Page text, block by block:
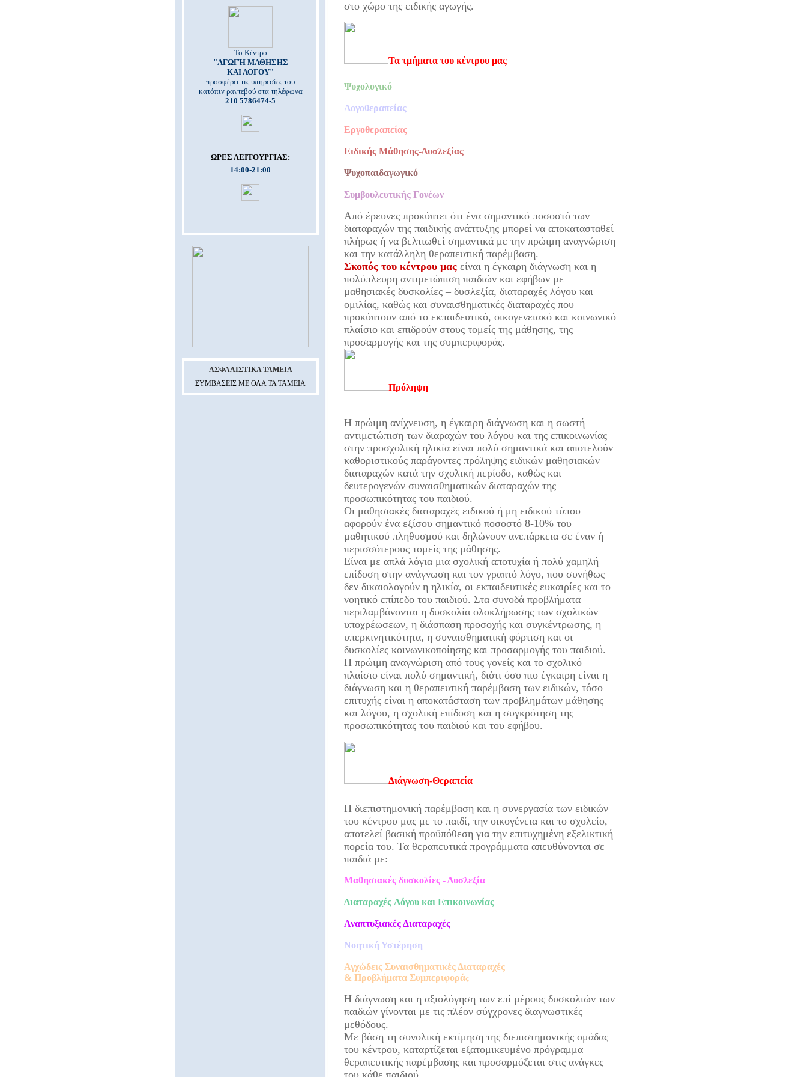
Το Κέντρο
"ΑΓΩΓΉ ΜΑΘΗΣΗΣ
ΚΑΙ ΛΟΓΟΥ"
προσφέρει τις υπηρεσίες του
κατόπιν ραντεβού στα τηλέφωνα
210 5786474-5
ΩΡΕΣ ΛΕΙΤΟΥΡΓΙΑΣ:
14:00-21:00
ΑΣΦΑΛΙΣΤΙΚΑ TAMEIA
ΣΥΜΒΑΣΕΙΣ ΜΕ ΟΛΑ ΤΑ ΤΑΜΕΙΑ
στο χώρο της ειδικής αγωγής.
Τα τμήματα του κέντρου μας
Ψυχολογικό
Λογοθεραπείας
Εργοθεραπείας
Ειδικής Μάθησης-Δυσλεξίας
Ψυχοπαιδαγωγικό
Συμβουλευτικής Γονέων
Από έρευνες προκύπτει ότι ένα σημαντικό ποσοστό των
διαταραχών της παιδικής ανάπτυξης μπορεί να αποκατασταθεί
πλήρως ή να βελτιωθεί σημαντικά με την πρώιμη αναγνώριση
και την κατάλληλη θεραπευτική παρέμβαση.
Σκοπός του κέντρου μαςείναι η έγκαιρη διάγνωση και η
πολύπλευρη αντιμετώπιση παιδιών και εφήβων με
μαθησιακές δυσκολίες – δυσλεξία, διαταραχές λόγου και
ομιλίας, καθώς και συναισθηματικές διαταραχές που
προκύπτουν από το εκπαιδευτικό, οικογενειακό και κοινωνικό
πλαίσιο και επιδρούν στους τομείς της μάθησης, της
προσαρμογής και της συμπεριφοράς.
Πρόληψη
Η πρώιμη ανίχνευση, η έγκαιρη διάγνωση και η σωστή
αντιμετώπιση των διαραχών του λόγου και της επικοινωνίας
στην προσχολική ηλικία είναι πολύ σημαντικά και αποτελούν
καθοριστικούς παράγοντες πρόληψης ειδικών μαθησιακών
διαταραχών κατά την σχολική περίοδο, καθώς και
δευτερογενών συναισθηματικών διαταραχών της
προσωπικότητας του παιδιού.
Οι μαθησιακές διαταραχές ειδικού ή μη ειδικού τύπου
αφορούν ένα εξίσου σημαντικό ποσοστό 8-10% του
μαθητικού πληθυσμού και δηλώνουν ανεπάρκεια σε έναν ή
περισσότερους τομείς της μάθησης.
Είναι με απλά λόγια μια σχολική αποτυχία ή πολύ χαμηλή
επίδοση στην ανάγνωση και τον γραπτό λόγο, που συνήθως
δεν δικαιολογούν η ηλικία, οι εκπαιδευτικές ευκαιρίες και το
νοητικό επίπεδο του παιδιού. Στα συνοδά προβλήματα
περιλαμβάνονται η δυσκολία ολοκλήρωσης των σχολικών
υποχρέωσεων, η διάσπαση προσοχής και συγκέντρωσης, η
υπερκινητικότητα, η συναισθηματική φόρτιση και οι
δυσκολίες κοινωνικοποίησης και προσαρμογής του παιδιού.
Η πρώιμη αναγνώριση από τους γονείς και το σχολικό
πλαίσιο είναι πολύ σημαντική, διότι όσο πιο έγκαιρη είναι η
διάγνωση και η θεραπευτική παρέμβαση των ειδικών, τόσο
επιτυχής είναι η αποκατάσταση των προβλημάτων μάθησης
και λόγου, η σχολική επίδοση και η συγκρότηση της
προσωπικότητας του παιδιού και του εφήβου.
Διάγνωση-Θεραπεία
Η διεπιστημονική παρέμβαση και η συνεργασία των ειδικών
του κέντρου μας με το παιδί, την οικογένεια και το σχολείο,
αποτελεί βασική προϋπόθεση για την επιτυχημένη εξελικτική
πορεία του. Τα θεραπευτικά προγράμματα απευθύνονται σε
παιδιά με:
Μαθησιακές δυσκολίες - Δυσλεξία
Διαταραχές Λόγου και Επικοινωνίας
Αναπτυξιακές Διαταραχές
Νοητική Υστέρηση
Αγχώδεις Συναισθηματικές Διαταραχές
& Προβλήματα Συμπεριφοράς
Η διάγνωση και η αξιολόγηση των επί μέρους δυσκολιών των
παιδιών γίνονται με τις πλέον σύγχρονες διαγνωστικές
μεθόδους.
Με βάση τη συνολική εκτίμηση της διεπιστημονικής ομάδας
του κέντρου, καταρτίζεται εξατομικευμένο πρόγραμμα
θεραπευτικής παρέμβασης και προσαρμόζεται στις ανάγκες
του κάθε παιδιού.